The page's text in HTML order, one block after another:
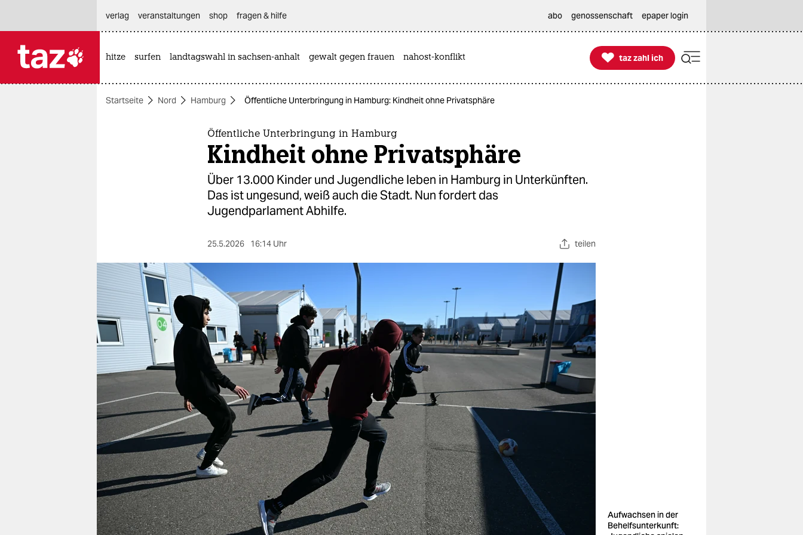
themen
berlin
nord
wahrheit
verlag
verlag
veranstaltungen
shop
fragen & hilfe
unterstützen
abo
genossenschaft
verlag
veranstaltungen shop fragen & hilfe abo genossenschaft epaper login
hitze surfen landtagswahl in sachsen-anhalt gewalt gegen frauen nahost-konflikt 
taz zahl ich
taz zahl ich
Startseite Nord Hamburg Öffentliche Unterbringung in Hamburg: Kindheit ohne Privatsphäre
Öffentliche Unterbringung in Hamburg
Kindheit ohne Privatsphäre
Über 13.000 Kinder und Jugendliche leben in Hamburg in Unterkünften.
Das ist ungesund, weiß auch die Stadt. Nun fordert das
Jugendparlament Abhilfe.
25.5.2026 16:14 Uhr teilen
Aufwachsen in der
Behelfsunterkunft: